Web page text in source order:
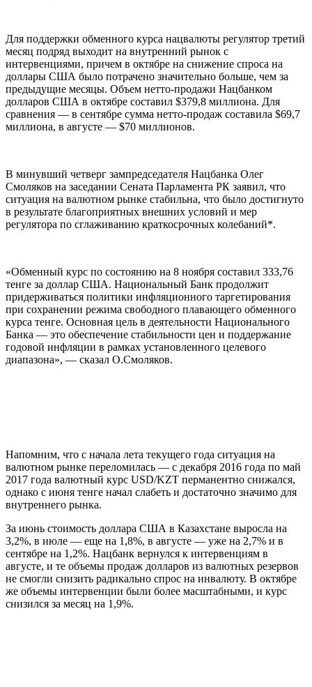
Для поддержки обменного курса нацвалюты регулятор третий
месяц подряд выходит на внутренний рынок с
интервенциями, причем в октябре на снижение спроса на
доллары США было потрачено значительно больше, чем за
предыдущие месяцы. Объем нетто-продажи Нацбанком
долларов США в октябре составил $379,8 миллиона. Для
сравнения — в сентябре сумма нетто-продаж составила $69,7
миллиона, в августе — $70 миллионов.
В минувший четверг зампредседателя Нацбанка Олег
Смоляков на заседании Сената Парламента РК заявил, что
ситуация на валютном рынке стабильна, что было достигнуто
в результате благоприятных внешних условий и мер
регулятора по сглаживанию краткосрочных колебаний*.
«Обменный курс по состоянию на 8 ноября составил 333,76
тенге за доллар США. Национальный Банк продолжит
придерживаться политики инфляционного таргетирования
при сохранении режима свободного плавающего обменного
курса тенге. Основная цель в деятельности Национального
Банка — это обеспечение стабильности цен и поддержание
годовой инфляции в рамках установленного целевого
диапазона», — сказал О.Смоляков.
Напомним, что с начала лета текущего года ситуация на
валютном рынке переломилась — с декабря 2016 года по май
2017 года валютный курс USD/KZT перманентно снижался,
однако с июня тенге начал слабеть и достаточно значимо для
внутреннего рынка.
За июнь стоимость доллара США в Казахстане выросла на
3,2%, в июле — еще на 1,8%, в августе — уже на 2,7% и в
сентябре на 1,2%. Нацбанк вернулся к интервенциям в
августе, и те объемы продаж долларов из валютных резервов
не смогли снизить радикально спрос на инвалюту. В октябре
же объемы интервенции были более масштабными, и курс
снизился за месяц на 1,9%.